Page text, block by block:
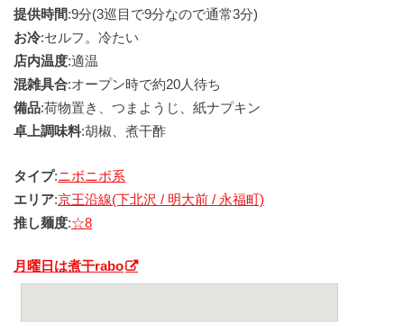
提供時間:9分(3巡目で9分なので通常3分)
お冷:セルフ。冷たい
店内温度:適温
混雑具合:オープン時で約20人待ち
備品:荷物置き、つまようじ、紙ナプキン
卓上調味料:胡椒、煮干酢
タイプ:ニボニボ系
エリア:京王沿線(下北沢 / 明大前 / 永福町)
推し麺度:☆8
月曜日は煮干rabo